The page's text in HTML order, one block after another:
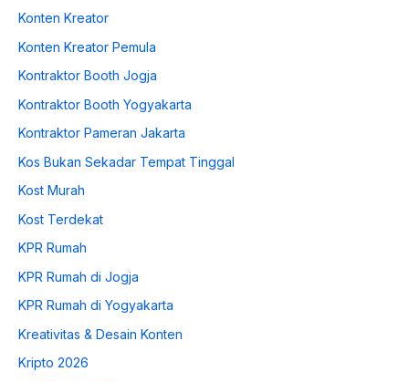
Konten Kreator
Konten Kreator Pemula
Kontraktor Booth Jogja
Kontraktor Booth Yogyakarta
Kontraktor Pameran Jakarta
Kos Bukan Sekadar Tempat Tinggal
Kost Murah
Kost Terdekat
KPR Rumah
KPR Rumah di Jogja
KPR Rumah di Yogyakarta
Kreativitas & Desain Konten
Kripto 2026